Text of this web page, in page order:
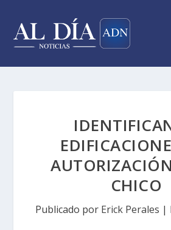
CHICO
Publicado por Erick Perales |